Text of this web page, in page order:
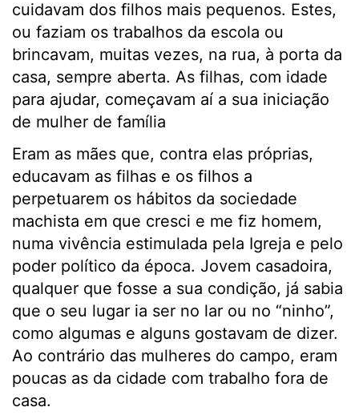
cuidavam dos filhos mais pequenos. Estes,
ou faziam os trabalhos da escola ou
brincavam, muitas vezes, na rua, à porta da
casa, sempre aberta. As filhas, com idade
para ajudar, começavam aí a sua iniciação
de mulher de família
Eram as mães que, contra elas próprias,
educavam as filhas e os filhos a
perpetuarem os hábitos da sociedade
machista em que cresci e me fiz homem,
numa vivência estimulada pela Igreja e pelo
poder político da época. Jovem casadoira,
qualquer que fosse a sua condição, já sabia
que o seu lugar ia ser no lar ou no “ninho”,
como algumas e alguns gostavam de dizer.
Ao contrário das mulheres do campo, eram
poucas as da cidade com trabalho fora de
casa.